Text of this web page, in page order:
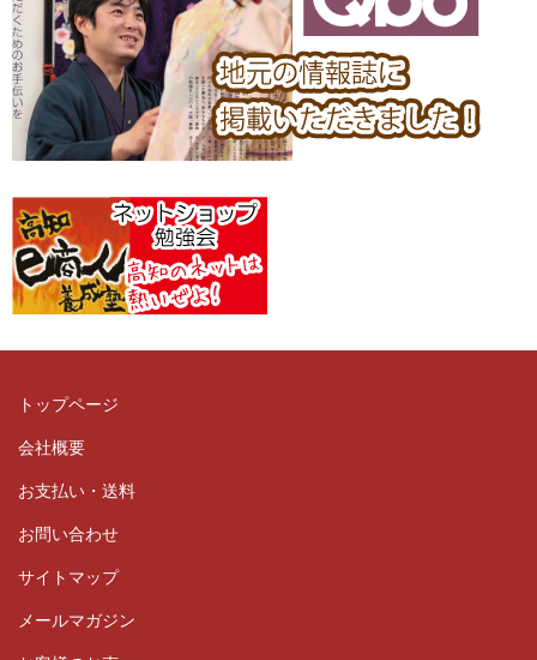
トップページ
会社概要
お支払い・送料
お問い合わせ
サイトマップ
メールマガジン